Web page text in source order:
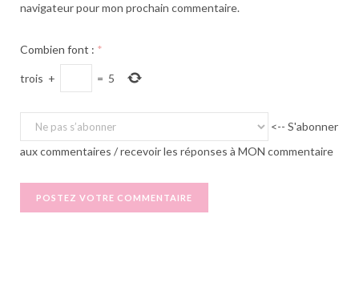
navigateur pour mon prochain commentaire.
Combien font : *
trois + = 5
<-- S'abonner
aux commentaires / recevoir les réponses à MON commentaire